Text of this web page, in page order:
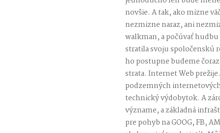
novšie. A tak, ako mizne
nezmizne naraz, ani
walkman, a počúvať
stratila svoju spoločenskú
ho postupne budeme
strata. Internet Web
podzemných
technický výdobytok. A
význame, a základná
pre pohyb na GOOG, FB,